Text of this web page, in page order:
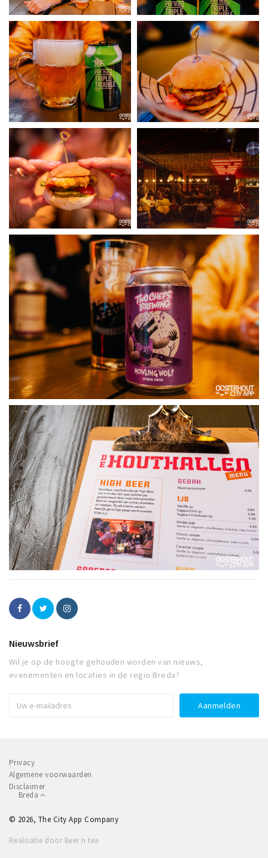
Nieuwsbrief
Wil je op de hoogte gehouden worden van nieuws,
evenementen en locaties in de regio Breda?
Privacy
Algemene voorwaarden
Disclaimer
Breda
© 2026, The City App Company
Realisatie door Beer n tea